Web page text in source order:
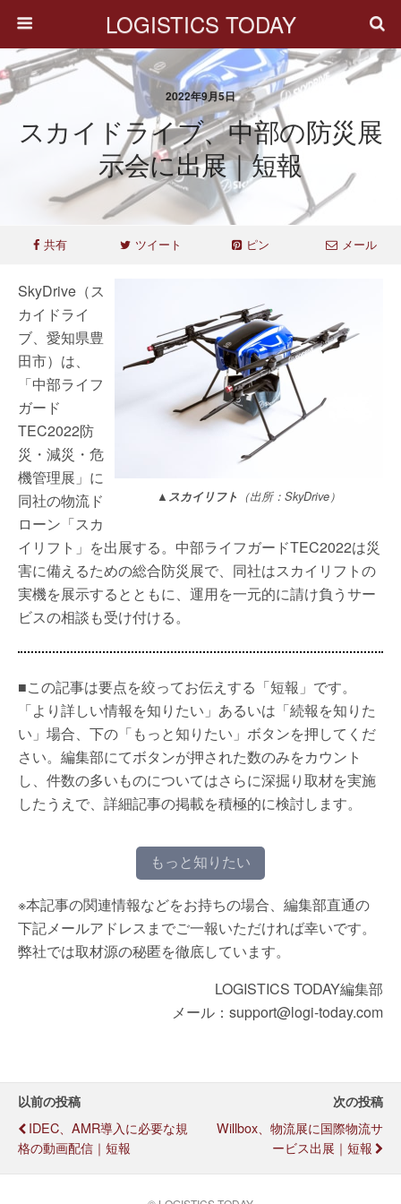
LOGISTICS TODAY
2022年9月5日
スカイドライブ、中部の防災展
示会に出展｜短報
共有 ツイート ピン メール
▲スカイリフト （出所：SkyDrive）
SkyDrive（ス
カイドライ
ブ、愛知県豊
田市）は、
「中部ライフ
ガード
TEC2022防
災・減災・危
機管理展」に
同社の物流ド
ローン「スカ
イリフト」を出展する。中部ライフガードTEC2022は災
害に備えるための総合防災展で、同社はスカイリフトの
実機を展示するとともに、運用を一元的に請け負うサー
ビスの相談も受け付ける。
■この記事は要点を絞ってお伝えする「短報」です。
「より詳しい情報を知りたい」あるいは「続報を知りた
い」場合、下の「もっと知りたい」ボタンを押してくだ
さい。編集部にてボタンが押された数のみをカウント
し、件数の多いものについてはさらに深掘り取材を実施
したうえで、詳細記事の掲載を積極的に検討します。
もっと知りたい
※本記事の関連情報などをお持ちの場合、編集部直通の
下記メールアドレスまでご一報いただければ幸いです。
弊社では取材源の秘匿を徹底しています。
LOGISTICS TODAY編集部
メール：support@logi-today.com
以前の投稿
IDEC、AMR導入に必要な規
格の動画配信｜短報
次の投稿
Willbox、物流展に国際物流サ
ービス出展｜短報